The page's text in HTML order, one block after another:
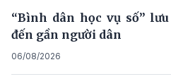
“Bình dân học vụ số”
đến gần người dân
06/08/2026